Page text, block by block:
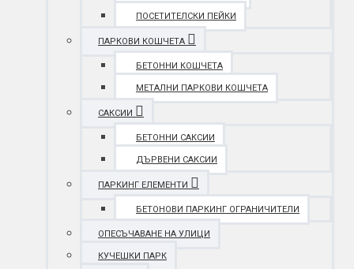
ПОСЕТИТЕЛСКИ ПЕЙКИ
ПАРКОВИ КОШЧЕТА
БЕТОННИ КОШЧЕТА
МЕТАЛНИ ПАРКОВИ КОШЧЕТА
САКСИИ
БЕТОННИ САКСИИ
ДЪРВЕНИ САКСИИ
ПАРКИНГ ЕЛЕМЕНТИ
БЕТОНОВИ ПАРКИНГ ОГРАНИЧИТЕЛИ
ОПЕСЪЧАВАНЕ НА УЛИЦИ
КУЧЕШКИ ПАРК